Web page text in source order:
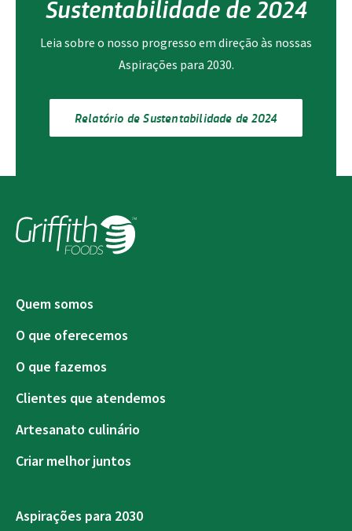
Sustentabilidade de 2024
Leia sobre o nosso progresso em direção às nossas
Aspirações para 2030.
Relatório de Sustentabilidade de 2024
Quem somos
O que oferecemos
O que fazemos
Clientes que atendemos
Artesanato culinário
Criar melhor juntos
Aspirações para 2030